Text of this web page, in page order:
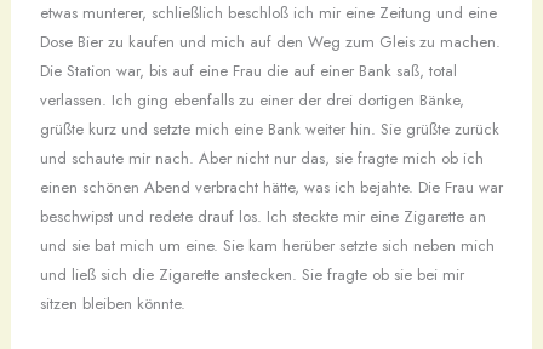
etwas munterer, schließlich beschloß ich mir eine Zeitung und eine
Dose Bier zu kaufen und mich auf den Weg zum Gleis zu machen.
Die Station war, bis auf eine Frau die auf einer Bank saß, total
verlassen. Ich ging ebenfalls zu einer der drei dortigen Bänke,
grüßte kurz und setzte mich eine Bank weiter hin. Sie grüßte zurück
und schaute mir nach. Aber nicht nur das, sie fragte mich ob ich
einen schönen Abend verbracht hätte, was ich bejahte. Die Frau war
beschwipst und redete drauf los. Ich steckte mir eine Zigarette an
und sie bat mich um eine. Sie kam herüber setzte sich neben mich
und ließ sich die Zigarette anstecken. Sie fragte ob sie bei mir
sitzen bleiben könnte.